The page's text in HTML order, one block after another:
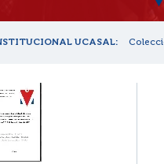
UCASAL: